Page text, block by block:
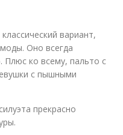
вариант,
Оно всегда
Плюс ко всему, пальто с
с пышными
прекрасно